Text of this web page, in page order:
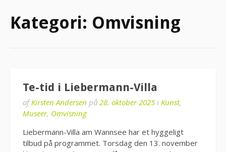
Kategori: Omvisning
Te-tid i Liebermann-Villa
afKirsten Andersen på 28. oktober 2025 i Kunst,
Museer, Omvisning
Liebermann-Villa am Wannsee har et hyggeligt
tilbud på programmet. Torsdag den 13. november